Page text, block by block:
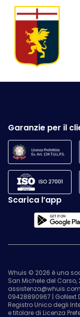
Garanzie per il
Scarica l’app
Whuis © 2026 è una
San Michele del Carso,
assistenza@whuis.com
09428890967 |
Registro Unico degli
e titolare di Licenza